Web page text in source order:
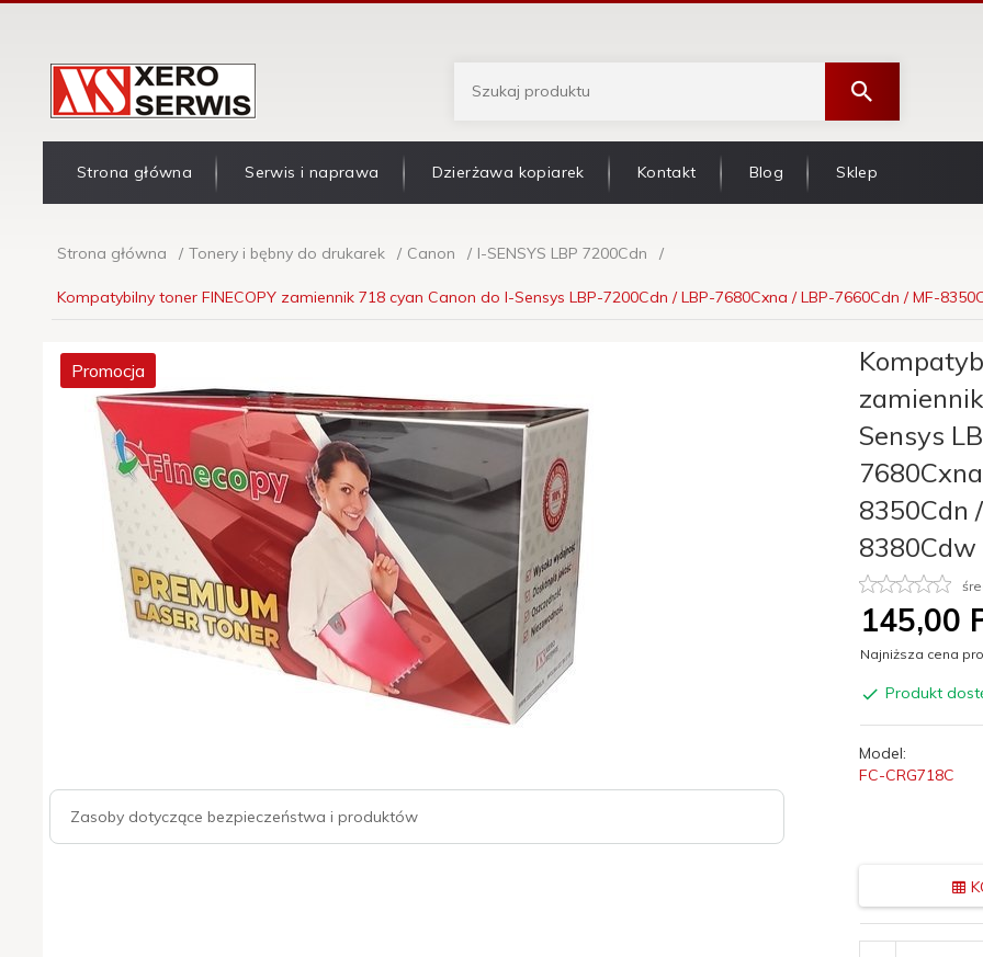
Strona główna Serwis i naprawa Dzierżawa kopiarek Kontakt Blog Sklep
Strona główna Tonery i bębny do drukarek Canon I-SENSYS LBP 7200Cdn
Kompatybilny toner FINECOPY zamiennik 718 cyan Canon do I-Sensys LBP-7200Cdn / LBP-7680Cxna / LBP-7660Cdn / MF-
Promocja
Zasoby dotyczące bezpieczeństwa i produktów
Sensys
8350Cdn
8380Cdw
145,00
Najniższa cena
Produkt
Model:
FC-CRG718C